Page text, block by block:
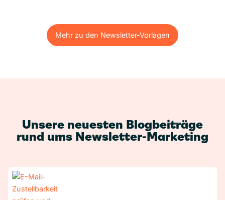
Mehr zu den Newsletter-Vorlagen
Mehr zu den Newsletter-Vorlagen
Unsere neuesten Blogbeiträge
rund ums Newsletter-Marketing